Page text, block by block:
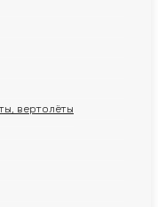
вертолёты